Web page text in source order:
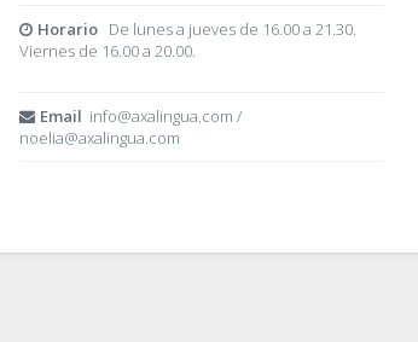
HorarioDe lunes a jueves de 16.00 a 21.30.
Viernes de 16.00 a 20.00.
Email info@axalingua.com /
noelia@axalingua.com